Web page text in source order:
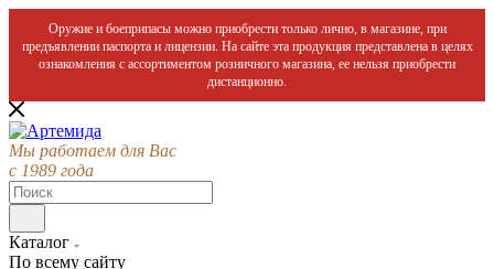
Оружие и боеприпасы можно приобрести только лично, в магазине, при
предъявлении паспорта и лицензии. На сайте эта продукция представлена в целях
ознакомления с ассортиментом розничного магазина, ее нельзя приобрести
дистанционно.
Мы работаем для Вас
с 1989 года
Каталог
По всему сайту